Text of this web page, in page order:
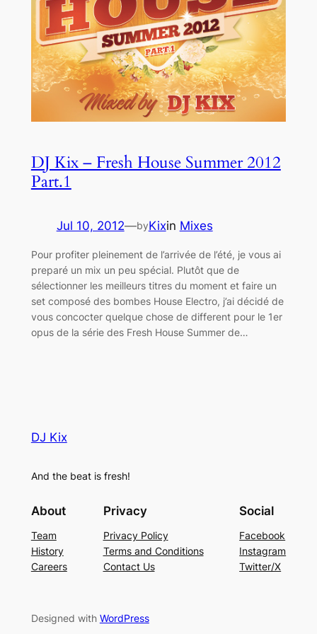
DJ Kix – Fresh House Summer 2012
Part.1
Jul 10, 2012—byKixin Mixes
Pour profiter pleinement de l’arrivée de l’été, je vous ai
preparé un mix un peu spécial. Plutôt que de
sélectionner les meilleurs titres du moment et faire un
set composé des bombes House Electro, j’ai décidé de
vous concocter quelque chose de different pour le 1er
opus de la série des Fresh House Summer de…
DJ Kix
And the beat is fresh!
About
Team
History
Careers
Privacy
Privacy Policy
Terms and Conditions
Contact Us
Social
Facebook
Instagram
Twitter/X
Designed with WordPress